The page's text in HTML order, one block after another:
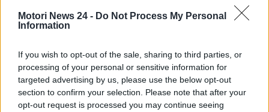
Motori News 24 - Do Not Process My Personal
Information
If you wish to opt-out of the sale, sharing to third parties, or
processing of your personal or sensitive information for
targeted advertising by us, please use the below opt-out
section to confirm your selection. Please note that after your
opt-out request is processed you may continue seeing
Pecco Bagnaia – le KTM hanno ottenuto i migliori
risultati con Binder e Bastianini, rispettivamente
marchio, come detto,potrebbe causare l’addio alle
corse nel 2026. Eal posto della KTM potrebbe
fare il suo ingresso in MotoGP un marchio a dir
poco clamoroso.